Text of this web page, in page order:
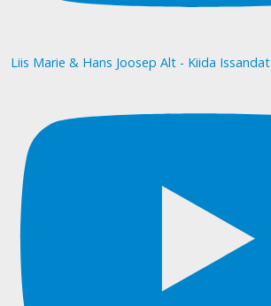
Liis Marie & Hans Joosep Alt - Kiida Issandat